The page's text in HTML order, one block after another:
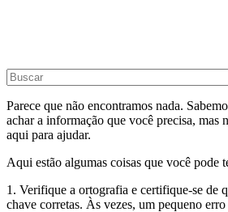
Parece que não encontramos nada.
achar a informação que você precisa, mas
aqui para ajudar.
Aqui estão algumas coisas que você pode
1. Verifique a ortografia e certifique-se de
chave corretas. Às vezes, um pequeno